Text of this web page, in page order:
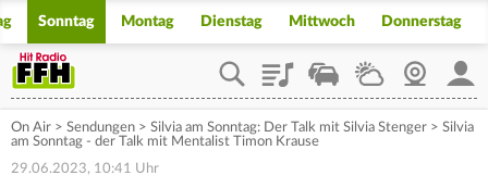
Sonntag Montag Dienstag Mittwoch Donnerstag
PlaylistStaupilotWetterWebcam
On Air > Sendungen > Silvia am Sonntag: Der Talk mit Silvia Stenger > Silvia
am Sonntag - der Talk mit Mentalist Timon Krause
29.06.2023, 10:41 Uhr